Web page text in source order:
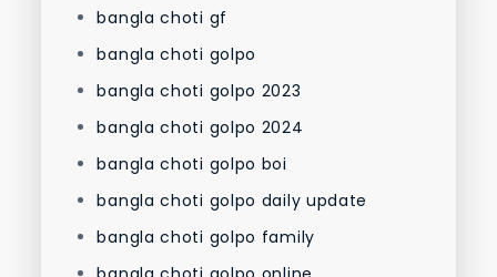
bangla choti gf
bangla choti golpo
bangla choti golpo 2023
bangla choti golpo 2024
bangla choti golpo boi
bangla choti golpo daily update
bangla choti golpo family